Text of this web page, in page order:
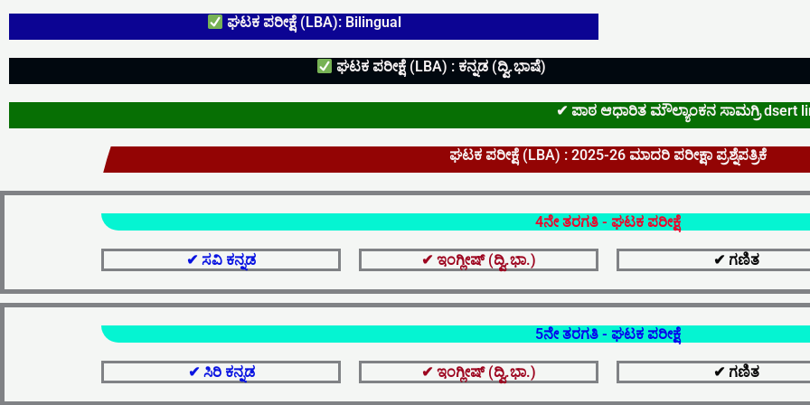
a
p
p
ಘಟಕ ಪರೀಕ್ಷೆ (LBA): Bilingual
ಘಟಕ ಪರೀಕ್ಷೆ (LBA) : ಕನ್ನಡ (ದ್ವಿ.ಭಾಷೆ)
✔ ಪಾಠ ಆಧಾರಿತ ಮೌಲ್ಯಾಂಕನ ಸಾಮಗ್ರಿ dsert
ಘಟಕ ಪರೀಕ್ಷೆ (LBA) : 2025-26 ಮಾದರಿ ಪರೀಕ್ಷಾ ಪ್ರಶ್ನೆಪತ್ರಿಕೆ
4ನೇ ತರಗತಿ - ಘಟಕ ಪರೀಕ್ಷೆ
✔ ಸವಿ ಕನ್ನಡ ✔ ಇಂಗ್ಲೀಷ್ (ದ್ವಿ.ಭಾ.) ✔ ಗಣಿತ
5ನೇ ತರಗತಿ - ಘಟಕ ಪರೀಕ್ಷೆ
✔ ಸಿರಿ ಕನ್ನಡ ✔ ಇಂಗ್ಲೀಷ್ (ದ್ವಿ.ಭಾ.) ✔ ಗಣಿತ